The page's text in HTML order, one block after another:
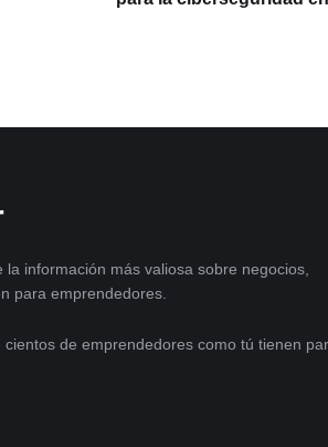
información más valiosa sobre negocios,
para emprendedores.
de emprendedores como tú tienen